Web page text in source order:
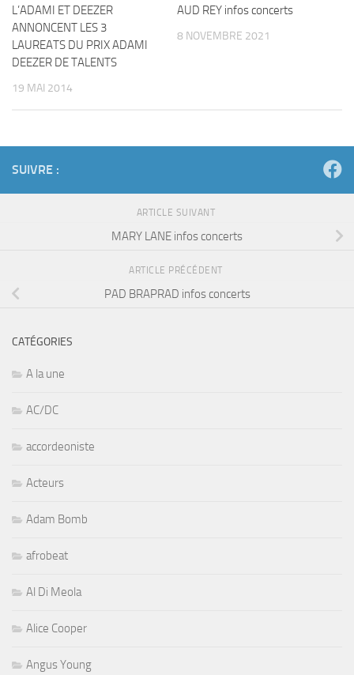
L’ADAMI ET DEEZER
ANNONCENT LES 3
LAUREATS DU PRIX ADAMI
DEEZER DE TALENTS
19 MAI 2014
AUD REY infos concerts
8 NOVEMBRE 2021
SUIVRE :
ARTICLE SUIVANT
MARY LANE infos concerts
ARTICLE PRÉCÉDENT
PAD BRAPRAD infos concerts
CATÉGORIES
A la une
AC/DC
accordeoniste
Acteurs
Adam Bomb
afrobeat
Al Di Meola
Alice Cooper
Angus Young